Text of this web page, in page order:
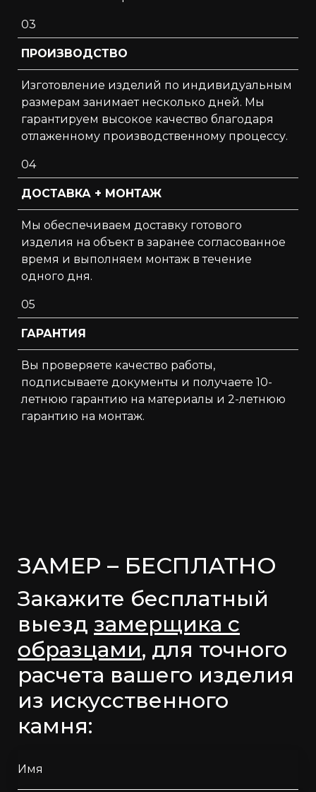
03
ПРОИЗВОДСТВО
Изготовление изделий по индивидуальным
размерам занимает несколько дней. Мы
гарантируем высокое качество благодаря
отлаженному производственному процессу.
04
ДОСТАВКА + МОНТАЖ
Мы обеспечиваем доставку готового
изделия на объект в заранее согласованное
время и выполняем монтаж в течение
одного дня.
05
ГАРАНТИЯ
Вы проверяете качество работы,
подписываете документы и получаете 10-
летнюю гарантию на материалы и 2-летнюю
гарантию на монтаж.
ЗАМЕР – БЕСПЛАТНО
Закажите бесплатный
выезд замерщика с
образцами, для точного
расчета вашего изделия
из искусственного
камня:
Имя